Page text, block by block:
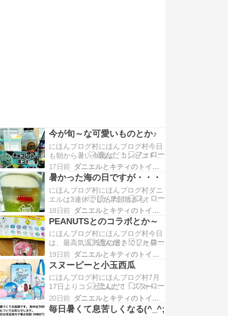
今が旬～な可愛いものとか♪
にほんブログ村にほんブログ村今日
も朝から暑い今朝は、コンビニＦで
無料クーポンのドリンク剤とコーヒ
ーそして棚卸しで安くなっていたチ
ョコレートをＧＥＴ月に一度の地方
銀行での用事があったので午前中に
出掛...
17日前 ダニエルとキティのトイマンブログ
暑かった海の日ですが・・・
にほんブログ村にほんブログ村ダニ
エルは3連休でした早朝散歩も、夕
方の散歩も行ってくれたので大助か
りです私は、日・月の2連休で停滞
していた家のことを片付けました。
20日は「海の日」でしたね以前は、
この辺...
18日前 ダニエルとキティのトイマンブログ
PEANUTSとのコラボとか～
にほんブログ村にほんブログ村今日
は、最高気温35度の暑さでした昼食
はダニエルの希望で「くら寿司」に
行きましたさすがの暑さで食が進ま
なかったのか・・・2人で14皿＋オ
ニオンリングしか食べませんでした
いま「...
19日前 ダニエルとキティのトイマンブログ
スヌーピーと小玉西瓜
にほんブログ村にほんブログ村7月
17日よりコンビニLにて「スヌーピ
ー当りくじ」が始まったので行って
みましたうちの社長がスヌーピー好
きなんです何が当たるかなぁ～と1
20日前 ダニエルとキティのトイマンブログ
毎日暑くて息苦しくなる(^_^;